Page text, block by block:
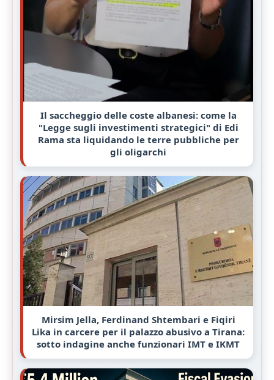
Il saccheggio delle coste albanesi: come la
"Legge sugli investimenti strategici" di Edi
Rama sta liquidando le terre pubbliche per
gli oligarchi
Mirsim Jella, Ferdinand Shtembari e Fiqiri
Lika in carcere per il palazzo abusivo a Tirana:
sotto indagine anche funzionari IMT e IKMT